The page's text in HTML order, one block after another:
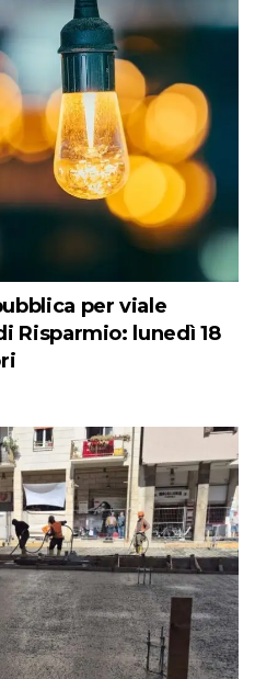
per viale
Risparmio: lunedì 18